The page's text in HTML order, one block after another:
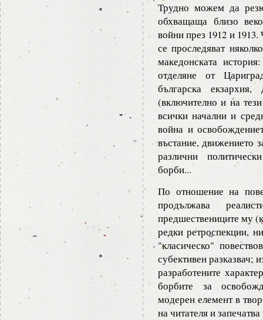
Трудно можем да
обхващаща близо
войни през 1912 и
се проследяват
македонската
отделяне от
българска
(включително и на
всички начални и
война и
въстание, движението
различни
борби...
По отношение на
продължава
предшествениците му
редки ретроспекции,
"класическо"
субективен разказвач;
разработените
борбите за
модерен елемент в
на читателя и